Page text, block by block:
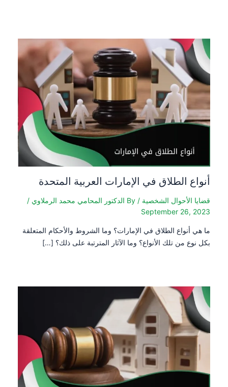
أنواع الطلاق في الإمارات العربية المتحدة
قضايا الأحوال الشخصية / By الدكتور المحامي محمد الرملاوي /
September 26, 2023
ما هي أنواع الطلاق في الإمارات؟ وما الشروط والأحكام المتعلقة
بكل نوع من تلك الأنواع؟ وما الآثار المترتبة على ذلك؟ […]